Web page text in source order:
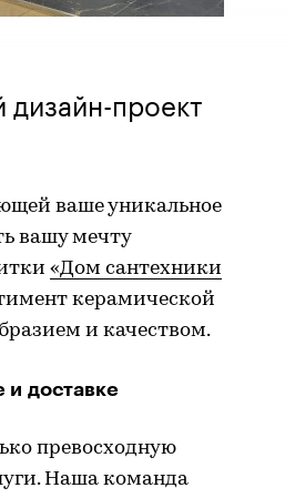
проект
ваше уникальное
вашу мечту
«Дом сантехники
керамической
и качеством.
и доставке
превосходную
Наша команда